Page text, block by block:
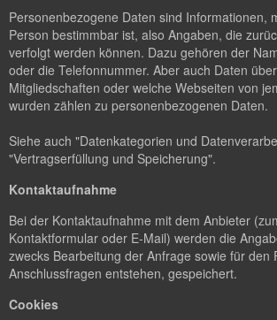
Personenbezogene Daten sind Informationen,
Person bestimmbar ist, also Angaben, die
verfolgt werden können. Dazu gehören der
oder die Telefonnummer. Aber auch Daten
Mitgliedschaften oder welche Webseiten von
wurden zählen zu personenbezogenen Daten.
Siehe auch "Datenkategorien und
"Vertragserfüllung und Speicherung".
Kontaktaufnahme
Bei der Kontaktaufnahme mit dem Anbieter
Kontaktformular oder E-Mail) werden die
zwecks Bearbeitung der Anfrage sowie für den
Anschlussfragen entstehen, gespeichert.
Cookies